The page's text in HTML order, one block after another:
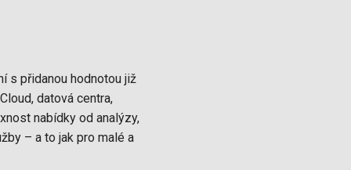
s přidanou hodnotou již
datová centra,
nabídky od analýzy,
– a to jak pro malé a